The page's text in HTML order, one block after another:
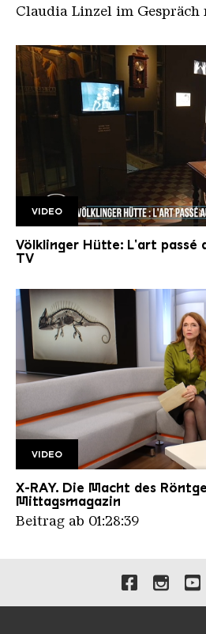
Claudia Linzel im Gespräch
La Boite de M.Alice
VIDEO
Völklinger Hütte: L'art passé
TV
ZDF MIttagsmagazin
Copyright: ZDF
VIDEO
X-RAY. Die Macht des
Mittagsmagazin
Beitrag ab 01:28:39